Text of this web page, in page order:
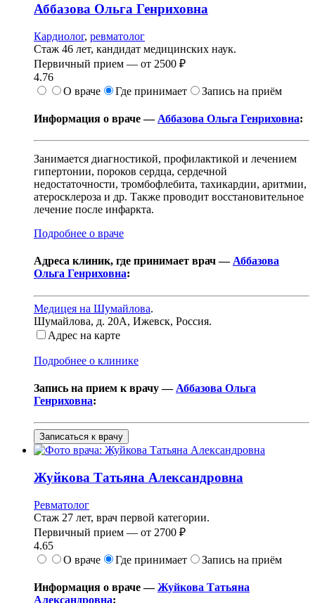
Аббазова Ольга Генриховна
Кардиолог, ревматолог
Стаж 46 лет, кандидат медицинских наук.
Первичный прием — от 2500 ₽
4.76
О враче
Где принимает Запись на приём
Информация о враче — Аббазова Ольга Генриховна:
Занимается диагностикой, профилактикой и лечением
гипертонии, пороков сердца, сердечной
недостаточности, тромбофлебита, тахикардии, аритмии,
атеросклероза и др. Также проводит восстановительное
лечение после инфаркта.
Подробнее о враче
Адреса клиник, где принимает врач — Аббазова
Ольга Генриховна:
Медицея на Шумайлова.
Шумайлова, д. 20А, Ижевск, Россия.
Адрес на карте
Подробнее о клинике
Запись на прием к врачу — Аббазова Ольга
Генриховна:
Записаться к врачу
Жуйкова Татьяна Александровна
Ревматолог
Стаж 27 лет, врач первой категории.
Первичный прием — от 2700 ₽
4.65
О враче
Где принимает Запись на приём
Информация о враче —Жуйкова Татьяна
Александровна: